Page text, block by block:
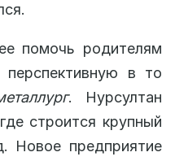
помочь родителям
в то
. Нурсултан
строится крупный
Новое предприятие